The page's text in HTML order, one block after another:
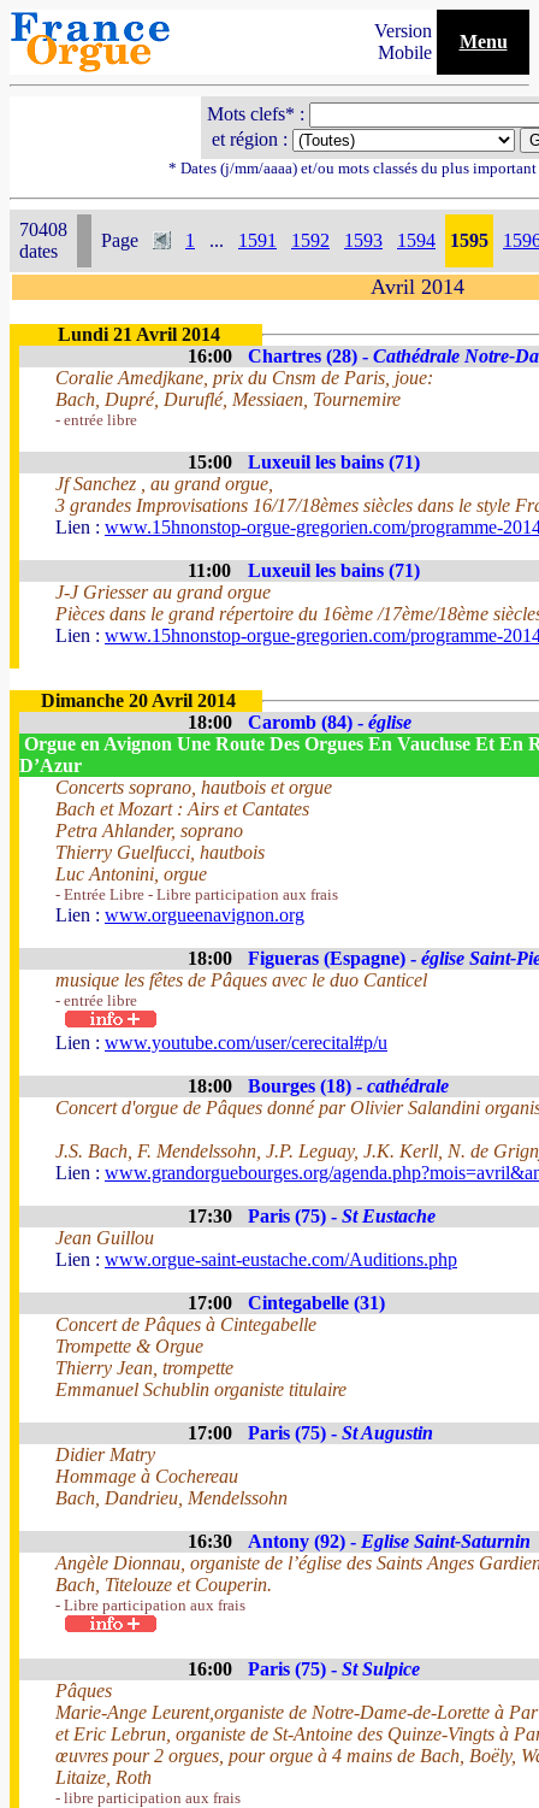
Version
Mobile
Menu
Mots clefs* :
et région :
* Dates (j/mm/aaaa) et/ou mots classés du plus
70408
dates
Page 1 ... 1591 1592 1593 1594 1595
Avril 2014
Lundi 21 Avril 2014
16:00
Chartres (28) - Cathédrale Notre-
Coralie Amedjkane, prix du Cnsm de Paris, joue:
Bach, Dupré, Duruflé, Messiaen, Tournemire
- entrée libre
15:00
Luxeuil les bains (71)
Jf Sanchez , au grand orgue,
3 grandes Improvisations 16/17/18èmes siècles dans le style
Lien : www.15hnonstop-orgue-gregorien.com/programme-
11:00
Luxeuil les bains (71)
J-J Griesser au grand orgue
Pièces dans le grand répertoire du 16ème /17ème/18ème
Lien : www.15hnonstop-orgue-gregorien.com/programme-
Dimanche 20 Avril 2014
18:00
Caromb (84) - église
Orgue en Avignon Une Route Des Orgues En Vaucluse Et En
D’Azur
Concerts soprano, hautbois et orgue
Bach et Mozart : Airs et Cantates
Petra Ahlander, soprano
Thierry Guelfucci, hautbois
Luc Antonini, orgue
- Entrée Libre - Libre participation aux frais
Lien : www.orgueenavignon.org
18:00 Figueras (Espagne) - église Saint-
musique les fêtes de Pâques avec le duo Canticel
- entrée libre
Lien : www.youtube.com/user/cerecital#p/u
18:00 Bourges (18) - cathédrale
Concert d'orgue de Pâques donné par Olivier Salandini
J.S. Bach, F. Mendelssohn, J.P. Leguay, J.K. Kerll, N. de
Lien : www.grandorguebourges.org/
17:30 Paris (75) - St Eustache
Jean Guillou
Lien : www.orgue-saint-eustache.com/Auditions.php
17:00
Cintegabelle (31)
Concert de Pâques à Cintegabelle
Trompette & Orgue
Thierry Jean, trompette
Emmanuel Schublin organiste titulaire
17:00 Paris (75) - St Augustin
Didier Matry
Hommage à Cochereau
Bach, Dandrieu, Mendelssohn
16:30 Antony (92) - Eglise Saint-Saturnin
Angèle Dionnau, organiste de l’église des Saints Anges
Bach, Titelouze et Couperin.
- Libre participation aux frais
16:00 Paris (75) - St Sulpice
Pâques
Marie-Ange Leurent,organiste de Notre-Dame-de-Lorette à
et Eric Lebrun, organiste de St-Antoine des Quinze-Vingts à
œuvres pour 2 orgues, pour orgue à 4 mains de Bach, Boëly,
Litaize, Roth
- libre participation aux frais